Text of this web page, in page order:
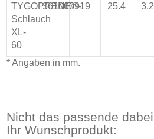
TYGOPRENE®-
Schlauch
XL-
60
361000919 25.4 3.2
* Angaben in mm.
Nicht das passende
Ihr Wunschprodukt: